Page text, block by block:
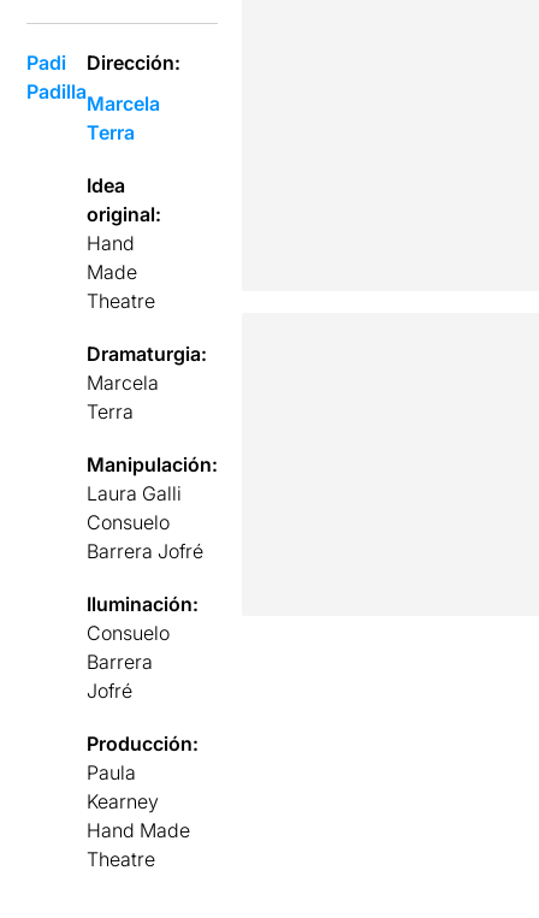
Padi
Padilla
Dirección:
Marcela
Terra
Idea
original:
Hand
Made
Theatre
Dramaturgia:
Marcela
Terra
Manipulación:
Laura Galli
Consuelo
Barrera Jofré
Iluminación:
Consuelo
Barrera
Jofré
Producción:
Paula
Kearney
Hand Made
Theatre